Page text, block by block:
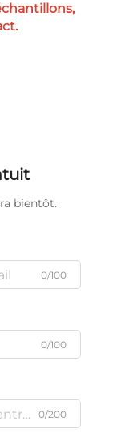
bientôt.
0/100
0/100
0/200